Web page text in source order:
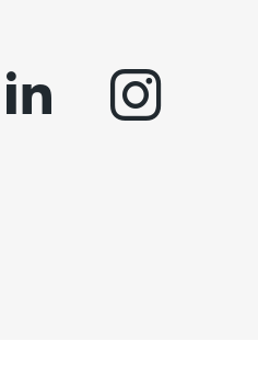
linkedin instagram